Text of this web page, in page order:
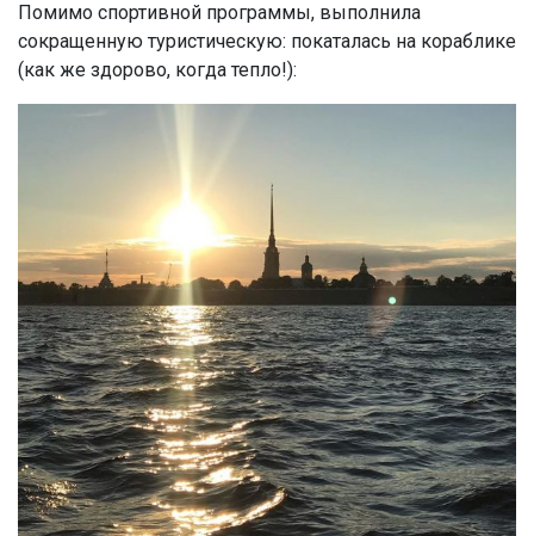
Помимо спортивной программы, выполнила
сокращенную туристическую: покаталась на кораблике
(как же здорово, когда тепло!):